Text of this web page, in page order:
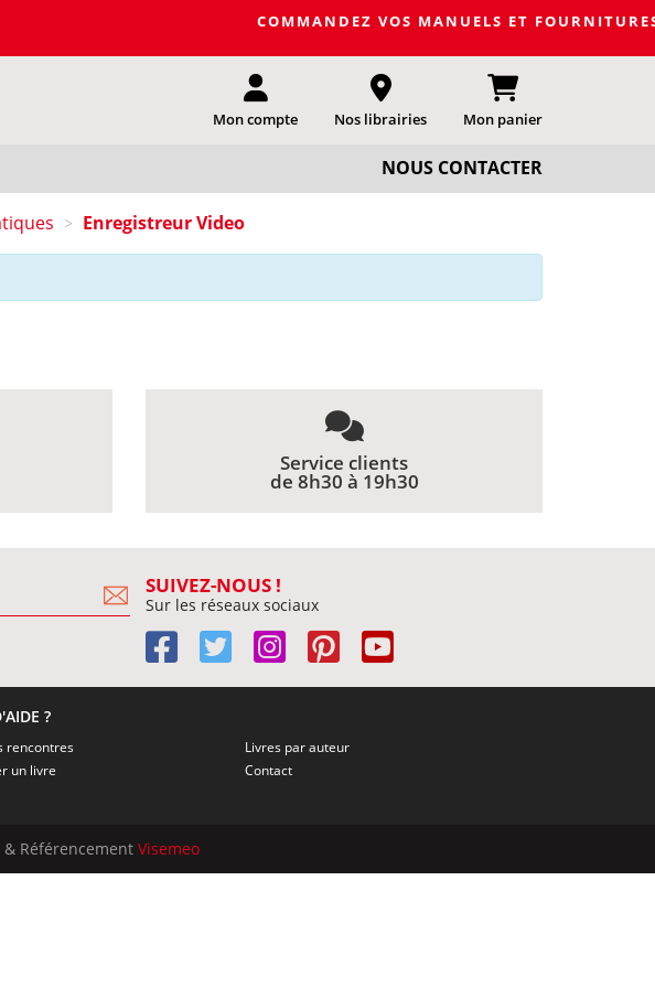
COMMANDEZ VOS MANUELS ET
Mon compte Nos librairies Mon panier
NOUS CONTACTER
> Enregistreur Video
Service clients
de 8h30 à 19h30
SUIVEZ-NOUS !
Sur les réseaux sociaux
?
rencontres
un livre
Livres par auteur
Contact
Référencement Visemeo